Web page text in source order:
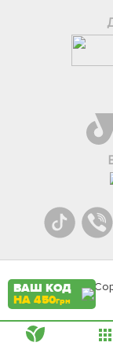
ВАШ КОД
НА 450грн